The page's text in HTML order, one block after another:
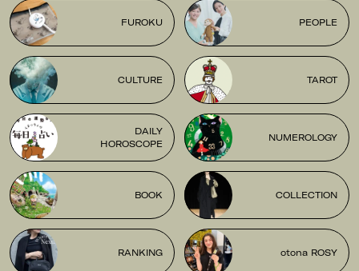
FUROKU PEOPLE
CULTURE TAROT
DAILY
HOROSCOPE
NUMEROLOGY
BOOK COLLECTION
RANKING otona ROSY